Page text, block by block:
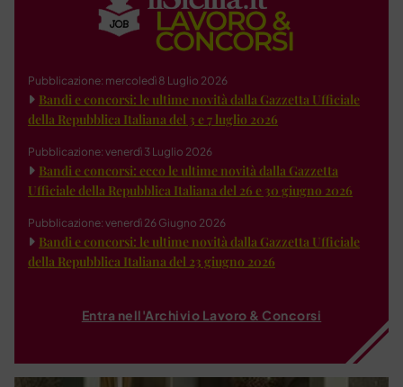
Pubblicazione: mercoledì 8 Luglio 2026
Bandi e concorsi: le ultime novità dalla Gazzetta Ufficiale
della Repubblica Italiana del 3 e 7 luglio 2026
Pubblicazione: venerdì 3 Luglio 2026
Bandi e concorsi: ecco le ultime novità dalla Gazzetta
Ufficiale della Repubblica Italiana del 26 e 30 giugno 2026
Pubblicazione: venerdì 26 Giugno 2026
Bandi e concorsi: le ultime novità dalla Gazzetta Ufficiale
della Repubblica Italiana del 23 giugno 2026
Entra nell'Archivio Lavoro & Concorsi